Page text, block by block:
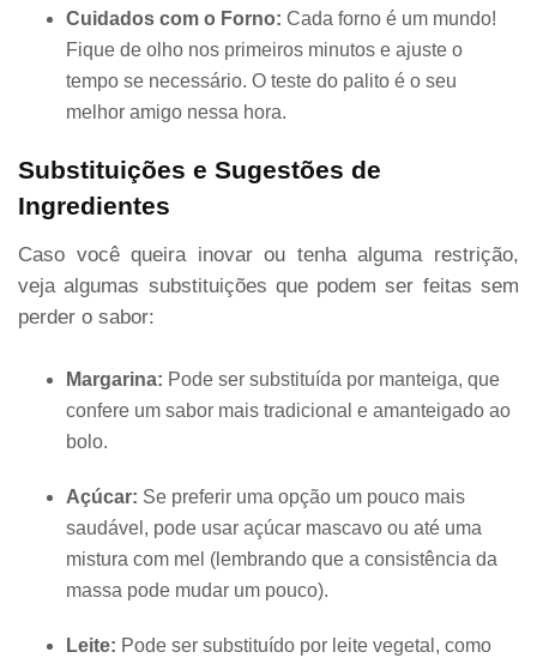
Cuidados com o Forno: Cada forno é um mundo!
Fique de olho nos primeiros minutos e ajuste o
tempo se necessário. O teste do palito é o seu
melhor amigo nessa hora.
Substituições e Sugestões de
Ingredientes
Caso você queira inovar ou tenha alguma restrição,
veja algumas substituições que podem ser feitas sem
perder o sabor:
Margarina: Pode ser substituída por manteiga, que
confere um sabor mais tradicional e amanteigado ao
bolo.
Açúcar: Se preferir uma opção um pouco mais
saudável, pode usar açúcar mascavo ou até uma
mistura com mel (lembrando que a consistência da
massa pode mudar um pouco).
Leite: Pode ser substituído por leite vegetal, como